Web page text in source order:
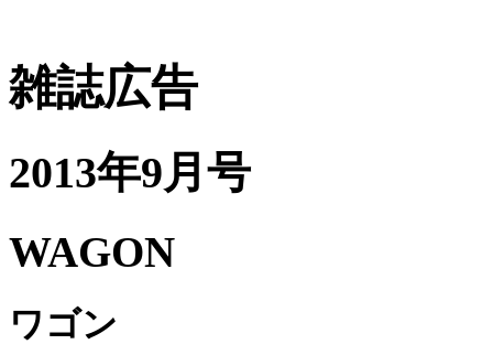
雑誌広告
2013年9月号
WAGON
ワゴン